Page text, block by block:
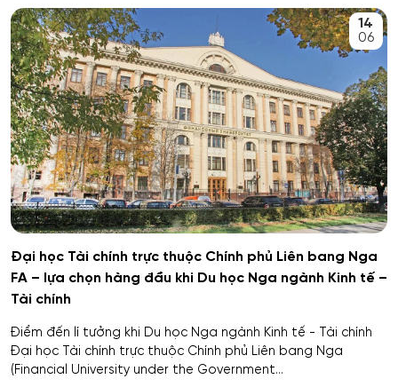
Kemerovo
Veliky Novgorod
Penza
Barnaul
Kursk
Kaluga
Ryazan
Voronezh
An toàn kỹ thuật và môi trường
An toàn môi trường kỹ thuật
An toàn thông tin
Biên - Phiên dịch
Biểu diễn nghệ thuật múa
Báo chí
Bản đồ và Địa tin học
Bảo mật công nghệ thông tin trong thực thi pháp luật
Bảo mật máy tính
14
06
Đại học Tài chính trực thuộc Chính phủ Liên bang Nga
FA – lựa chọn hàng đầu khi Du học Nga ngành Kinh tế –
Tài chính
Điểm đến lí tưởng khi Du học Nga ngành Kinh tế - Tài chính
Đại học Tài chính trực thuộc Chính phủ Liên bang Nga
(Financial University under the Government...